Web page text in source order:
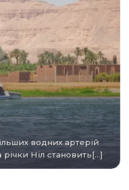
Ніл становить[...]